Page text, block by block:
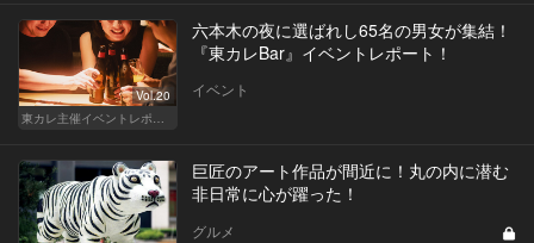
Vol.20
東カレ主催イベントレポート
六本木の夜に選ばれし65名の男女が集結！
『東カレBar』イベントレポート！
イベント
巨匠のアート作品が間近に！丸の内に潜む
非日常に心が躍った！
グルメ